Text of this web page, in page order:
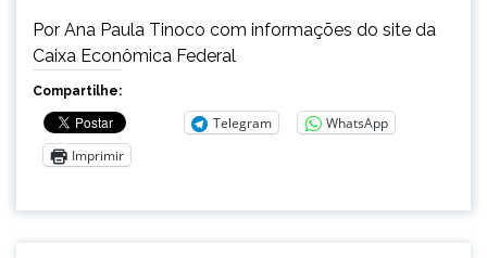
Por Ana Paula Tinoco com informações do site da
Caixa Econômica Federal
Compartilhe:
Telegram
WhatsApp
Imprimir